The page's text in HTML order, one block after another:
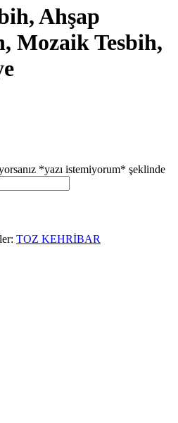
Ahşap
Mozaik Tesbih,
*yazı istemiyorum* şeklinde
TOZ KEHRİBAR